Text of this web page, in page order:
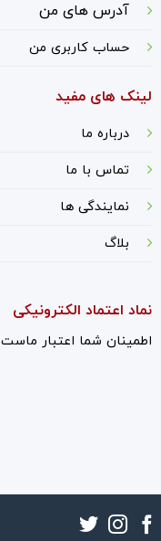
آدرس های من
حساب کاربری من
لینک های مفید
درباره ما
تماس با ما
نمایندگی ها
بلاگ
نماد اعتماد الکترونیکی
اطمینان شما اعتبار ماست